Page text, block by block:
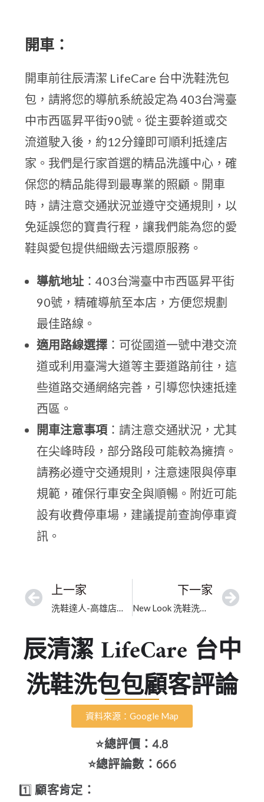
開車：
開車前往辰清潔 LifeCare 台中洗鞋洗包
包，請將您的導航系統設定為 403台灣臺
中市西區昇平街90號。從主要幹道或交
流道駛入後，約12分鐘即可順利抵達店
家。我們是行家首選的精品洗護中心，確
保您的精品能得到最專業的照顧。開車
時，請注意交通狀況並遵守交通規則，以
免延誤您的寶貴行程，讓我們能為您的愛
鞋與愛包提供細緻去污還原服務。
導航地址 ：403台灣臺中市西區昇平街
90號，精確導航至本店，方便您規劃
最佳路線。
適用路線選擇 ：可從國道一號中港交流
道或利用臺灣大道等主要道路前往，這
些道路交通網絡完善，引導您快速抵達
西區。
開車注意事項 ：請注意交通狀況，尤其
在尖峰時段，部分路段可能較為擁擠。
請務必遵守交通規則，注意速限與停車
規範，確保行車安全與順暢。附近可能
設有收費停車場，建議提前查詢停車資
訊。
上一家
洗鞋達人-高雄店｜高雄市頂級包包皮革保養｜安全不傷皮承諾徹底潔淨
下一家
New Look 洗鞋洗包｜臺中市專業洗包包｜深耕在地皮革清潔修護、除霉殺菌
辰清潔 LifeCare 台中
洗鞋洗包包顧客評論
資料來源：Google Map
⭐總評價：4.8
⭐總評論數：666
1️⃣ 顧客肯定：